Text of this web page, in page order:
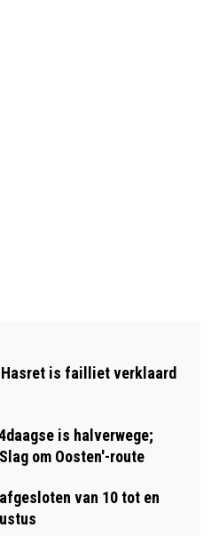
ZWEMLES
NL-ALERT
Hasret is failliet verklaard
is halverwege;
om Oosten'-route
van 10 tot en